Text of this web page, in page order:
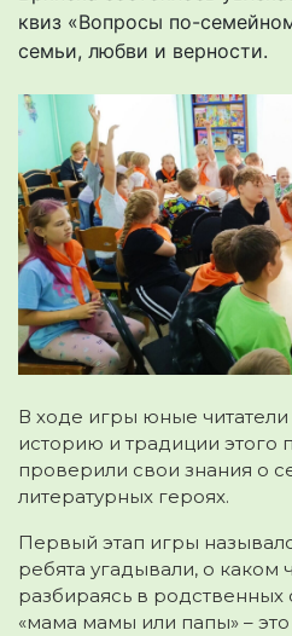
квиз «Вопросы по-
семьи, любви и верности.
В ходе игры юные
историю и традиции этого
проверили свои знания о
литературных героях.
Первый этап игры
ребята угадывали, о каком
разбираясь в
«мама мамы или папы» –